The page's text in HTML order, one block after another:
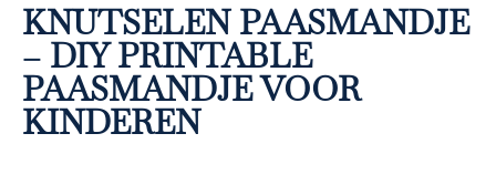
KNUTSELEN PAASMANDJE
– DIY PRINTABLE
PAASMANDJE VOOR
KINDEREN